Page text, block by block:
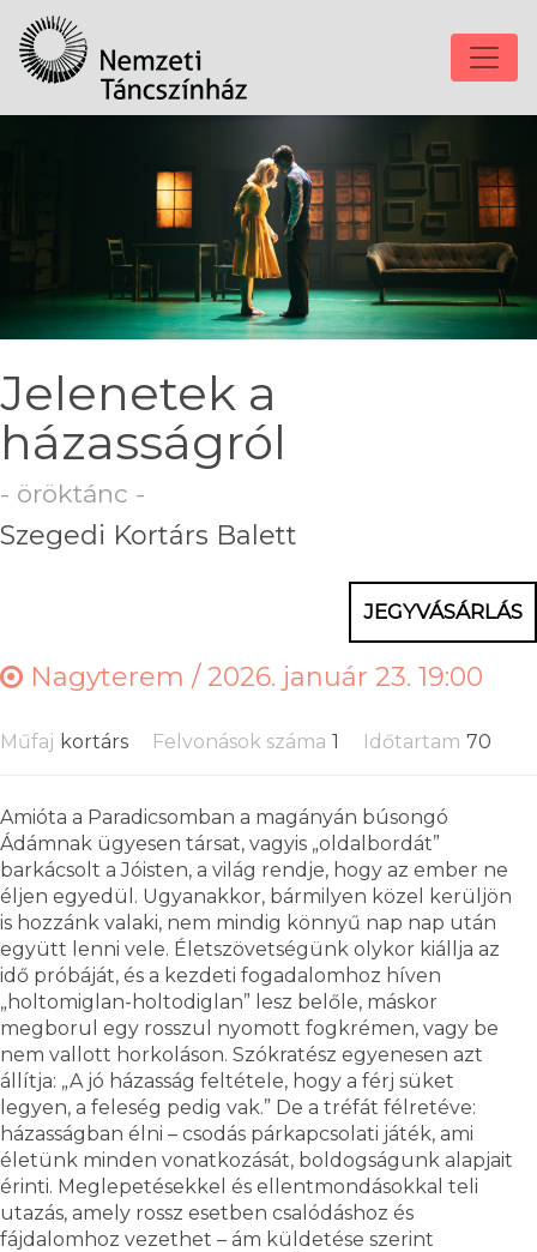
Jelenetek a
házasságról
- öröktánc -
Szegedi Kortárs Balett
JEGYVÁSÁRLÁS
Nagyterem /2026. január 23. 19:00
Műfaj kortárs Felvonások száma 1 Időtartam 70
Amióta a Paradicsomban a magányán búsongó
Ádámnak ügyesen társat, vagyis „oldalbordát”
barkácsolt a Jóisten, a világ rendje, hogy az ember ne
éljen egyedül. Ugyanakkor, bármilyen közel kerüljön
is hozzánk valaki, nem mindig könnyű nap nap után
együtt lenni vele. Életszövetségünk olykor kiállja az
idő próbáját, és a kezdeti fogadalomhoz híven
„holtomiglan-holtodiglan” lesz belőle, máskor
megborul egy rosszul nyomott fogkrémen, vagy be
nem vallott horkoláson. Szókratész egyenesen azt
állítja: „A jó házasság feltétele, hogy a férj süket
legyen, a feleség pedig vak.” De a tréfát félretéve:
házasságban élni – csodás párkapcsolati játék, ami
életünk minden vonatkozását, boldogságunk alapjait
érinti. Meglepetésekkel és ellentmondásokkal teli
utazás, amely rossz esetben csalódáshoz és
fájdalomhoz vezethet – ám küldetése szerint